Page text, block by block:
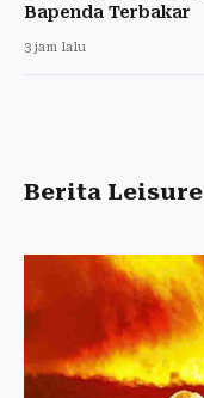
Bapenda Terbakar
3 jam lalu
Berita Leisure